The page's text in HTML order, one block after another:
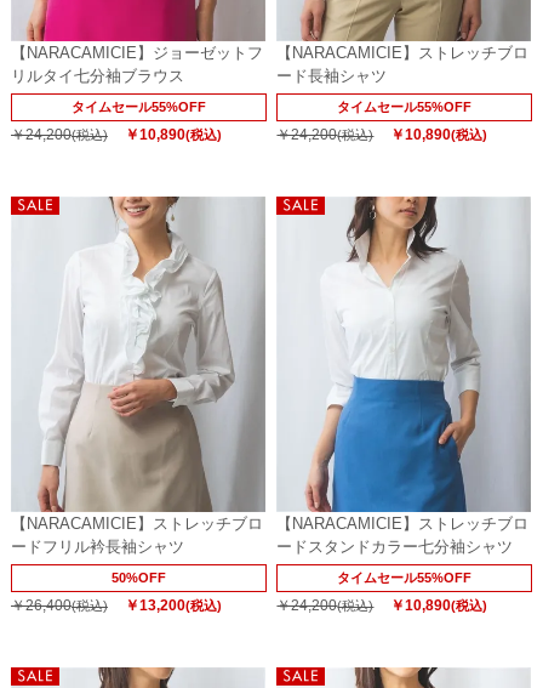
【NARACAMICIE】ジョーゼットフ
リルタイ七分袖ブラウス
タイムセール55%OFF
￥24,200(税込) ￥10,890(税込)
【NARACAMICIE】ストレッチブロ
ード長袖シャツ
タイムセール55%OFF
￥24,200(税込) ￥10,890(税込)
【NARACAMICIE】ストレッチブロ
ードフリル衿長袖シャツ
50%OFF
￥26,400(税込) ￥13,200(税込)
【NARACAMICIE】ストレッチブロ
ードスタンドカラー七分袖シャツ
タイムセール55%OFF
￥24,200(税込) ￥10,890(税込)